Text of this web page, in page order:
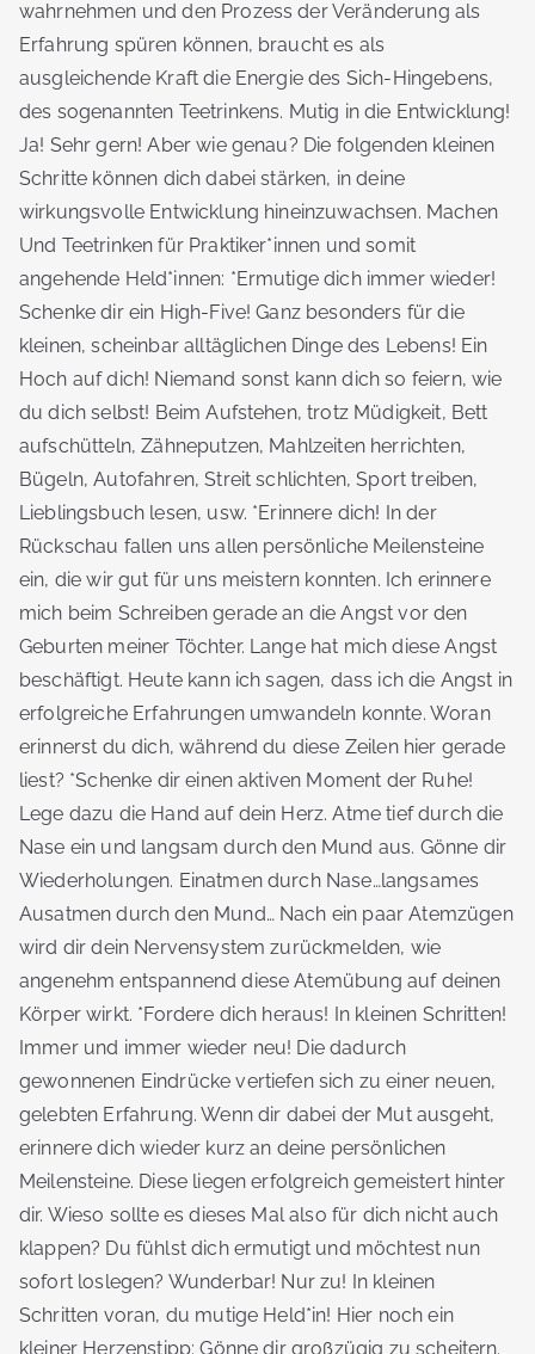
wahrnehmen und den Prozess der Veränderung als
Erfahrung spüren können, braucht es als
ausgleichende Kraft die Energie des Sich-Hingebens,
des sogenannten Teetrinkens. Mutig in die Entwicklung!
Ja! Sehr gern! Aber wie genau? Die folgenden kleinen
Schritte können dich dabei stärken, in deine
wirkungsvolle Entwicklung hineinzuwachsen. Machen
Und Teetrinken für Praktiker*innen und somit
angehende Held*innen: *Ermutige dich immer wieder!
Schenke dir ein High-Five! Ganz besonders für die
kleinen, scheinbar alltäglichen Dinge des Lebens! Ein
Hoch auf dich! Niemand sonst kann dich so feiern, wie
du dich selbst! Beim Aufstehen, trotz Müdigkeit, Bett
aufschütteln, Zähneputzen, Mahlzeiten herrichten,
Bügeln, Autofahren, Streit schlichten, Sport treiben,
Lieblingsbuch lesen, usw. *Erinnere dich! In der
Rückschau fallen uns allen persönliche Meilensteine
ein, die wir gut für uns meistern konnten. Ich erinnere
mich beim Schreiben gerade an die Angst vor den
Geburten meiner Töchter. Lange hat mich diese Angst
beschäftigt. Heute kann ich sagen, dass ich die Angst in
erfolgreiche Erfahrungen umwandeln konnte. Woran
erinnerst du dich, während du diese Zeilen hier gerade
liest? *Schenke dir einen aktiven Moment der Ruhe!
Lege dazu die Hand auf dein Herz. Atme tief durch die
Nase ein und langsam durch den Mund aus. Gönne dir
Wiederholungen. Einatmen durch Nase…langsames
Ausatmen durch den Mund… Nach ein paar Atemzügen
wird dir dein Nervensystem zurückmelden, wie
angenehm entspannend diese Atemübung auf deinen
Körper wirkt. *Fordere dich heraus! In kleinen Schritten!
Immer und immer wieder neu! Die dadurch
gewonnenen Eindrücke vertiefen sich zu einer neuen,
gelebten Erfahrung. Wenn dir dabei der Mut ausgeht,
erinnere dich wieder kurz an deine persönlichen
Meilensteine. Diese liegen erfolgreich gemeistert hinter
dir. Wieso sollte es dieses Mal also für dich nicht auch
klappen? Du fühlst dich ermutigt und möchtest nun
sofort loslegen? Wunderbar! Nur zu! In kleinen
Schritten voran, du mutige Held*in! Hier noch ein
kleiner Herzenstipp: Gönne dir großzügig zu scheitern.